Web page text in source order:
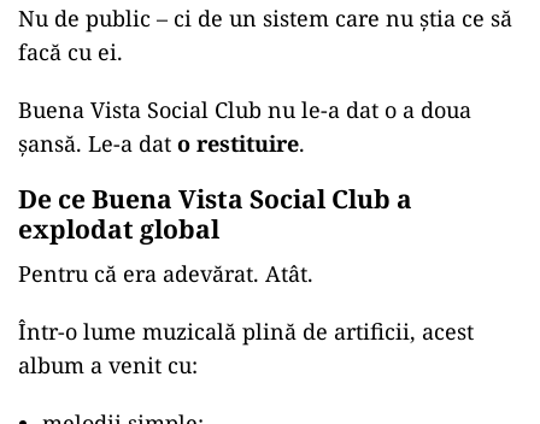
Nu de public – ci de un sistem care nu știa ce să
facă cu ei.
Buena Vista Social Club nu le-a dat o a doua
șansă. Le-a dat o restituire.
De ce Buena Vista Social Club a
explodat global
Pentru că era adevărat. Atât.
Într-o lume muzicală plină de artificii, acest
album a venit cu: